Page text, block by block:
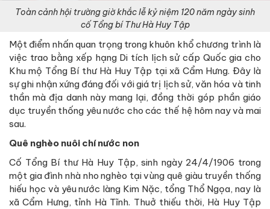
Toàn cảnh hội trường giờ khắc lễ kỷ niệm 120 năm ngày sinh
cố Tổng bí Thư Hà Huy Tập
Một điểm nhấn quan trọng trong khuôn khổ chương trình là
việc trao bằng xếp hạng Di tích lịch sử cấp Quốc gia cho
Khu mộ Tổng Bí thư Hà Huy Tập tại xã Cẩm Hưng. Đây là
sự ghi nhận xứng đáng đối với giá trị lịch sử, văn hóa và tinh
thần mà địa danh này mang lại, đồng thời góp phần giáo
dục truyền thống yêu nước cho các thế hệ hôm nay và mai
sau.
Quê nghèo nuôi chí nước non
Cố Tổng Bí thư Hà Huy Tập, sinh ngày 24/4/1906 trong
một gia đình nhà nho nghèo tại vùng quê giàu truyền thống
hiếu học và yêu nước làng Kim Nặc, tổng Thổ Ngọa, nay là
xã Cẩm Hưng, tỉnh Hà Tĩnh. Thuở thiếu thời, Hà Huy Tập